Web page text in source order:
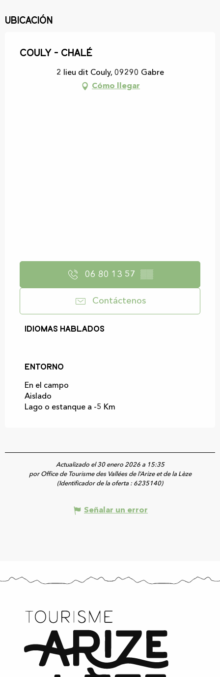
Ubicación
Couly - Chalé
2 lieu dit Couly, 09290 Gabre
Cómo llegar
06 80 13 57 ▒▒
Contáctenos
Idiomas hablados
Idiomas hablados
Entorno
Entorno
En el campo
Aislado
Lago o estanque a -5 Km
Actualizado el 30 enero 2026 a 15:35
por Office de Tourisme des Vallées de l’Arize et de la Lèze
(Identificador de la oferta : 6235140)
Señalar un error